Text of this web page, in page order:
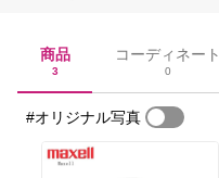
商品
3
コーディネート
0
#オリジナル写真